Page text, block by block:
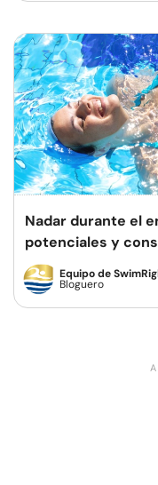
Nadar durante el
potenciales y
Equipo de
Bloguero